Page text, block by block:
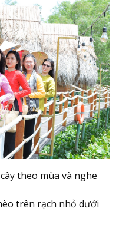
theo mùa và nghe
trên rạch nhỏ dưới